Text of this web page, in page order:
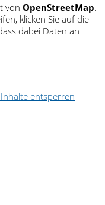
von OpenStreetMap.
klicken Sie auf die
dabei Daten an
entsperren